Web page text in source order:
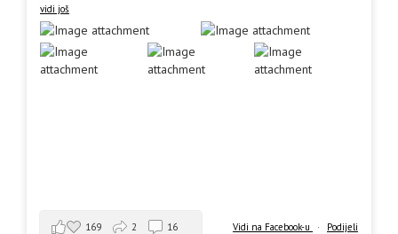
vidi još
Vidi na Facebook-u · Podijeli
169 2 16